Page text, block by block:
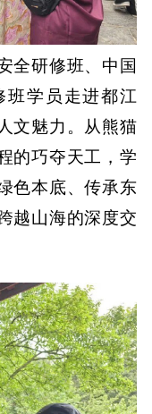
全研修班、中国
学员走进都江
文魅力。从熊猫
的巧夺天工，学
色本底、传承东
越山海的深度交